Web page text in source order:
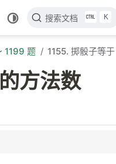
搜索文档 K
1199 题 1155. 掷骰子等
方法数